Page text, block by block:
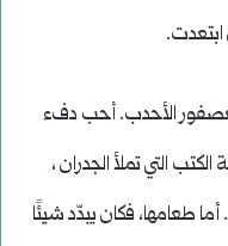
الأحدب. أحب دفء
التي تملأ الجدران ،
أما طعامها، فكان يبدّد شيئًا